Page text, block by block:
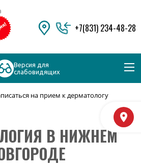
Версия для
слабовидящих
+7(831) 234-48-28
на прием к дерматологу
В НИЖНЕМ